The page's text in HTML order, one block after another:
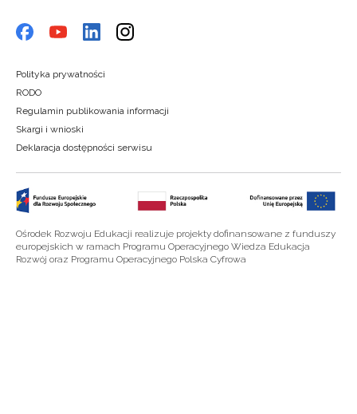
Polityka prywatności
RODO
Regulamin publikowania informacji
Skargi i wnioski
Deklaracja dostępności serwisu
Ośrodek Rozwoju Edukacji realizuje projekty dofinansowane z funduszy
europejskich w ramach Programu Operacyjnego Wiedza Edukacja
Rozwój oraz Programu Operacyjnego Polska Cyfrowa